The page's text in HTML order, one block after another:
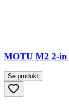
MOTU M2 2-in
Se produkt